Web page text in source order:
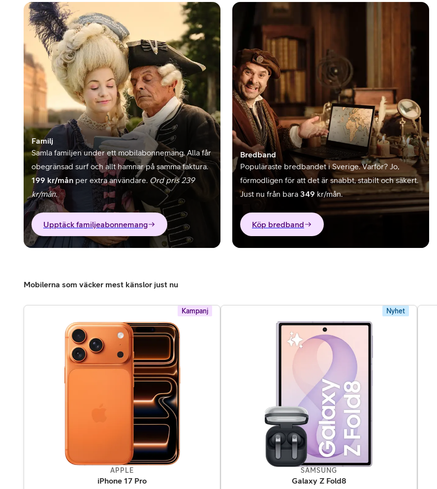
Familj
Samla familjen under ett mobilabonnemang. Alla får
obegränsad surf och allt hamnar på samma faktura.
199 kr/mån per extra användare. Ord pris 239
kr/mån.
Upptäck familjeabonnemang
Bredband
Populäraste bredbandet i Sverige. Varför? Jo,
förmodligen för att det är snabbt, stabilt och säkert.
Just nu från bara 349 kr/mån.
Köp bredband
Mobilerna som väcker mest känslor just nu
Kampanj
APPLE
iPhone 17 Pro,
Nyhet
SAMSUNG
Galaxy Z Fold8,